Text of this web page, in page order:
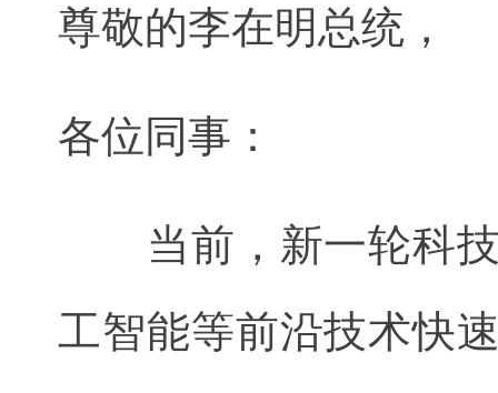
尊敬的李在明总统，
各位同事：
当前，新一轮科技
工智能等前沿技术快